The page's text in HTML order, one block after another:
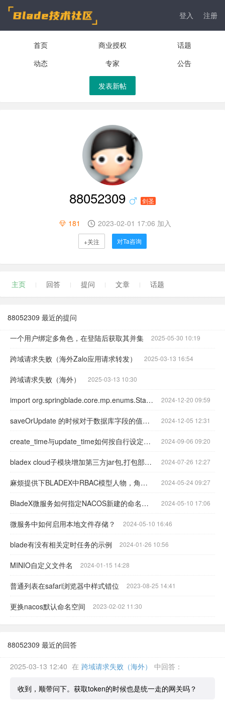
登入 注册
首页 商业授权
话题
动态
专家 公告
发表新帖
88052309 剑圣
181 2023-02-01 17:06 加入
+关注 对Ta咨询
主页 回答 提问 文章 话题
88052309 最近的提问
一个用户绑定多角色，在登陆后获取其并集 2025-05-30 10:19
跨域请求失败（海外Zalo应用请求转发） 2025-03-13 16:54
跨域请求失败（海外） 2025-03-13 10:30
import org.springblade.core.mp.enums.StatusType;4.2.0的核心包内都没有这个文件啊 2024-12-20 09:59
saveOrUpdate 的时候对于数据库字段的值需要置为null的问题怎么解决 ？ 2024-12-05 12:31
create_time与update_time如何按自行设定的值写入表 2024-09-06 09:20
bladex cloud子模块增加第三方jar包,打包部署时异常 2024-07-26 12:27
麻烦提供下BLADEX中RBAC模型人物，角色，权限等关系的ER图 2024-05-24 09:27
BladeX微服务如何指定NACOS新建的命名空间的YAML配置 2024-05-10 17:06
微服务中如何启用本地文件存储？ 2024-05-10 16:46
blade有没有相关定时任务的示例 2024-01-26 10:56
MINIO自定义文件名 2024-01-15 14:28
普通列表在safari浏览器中样式错位 2023-08-25 14:41
更换nacos默认命名空间 2023-02-02 11:30
88052309 最近的回答
2025-03-13 12:40 在 跨域请求失败（海外） 中回答：
收到，顺带问下。获取token的时候也是统一走的网关吗？